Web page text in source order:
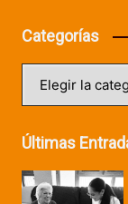
Categorías
Últimas